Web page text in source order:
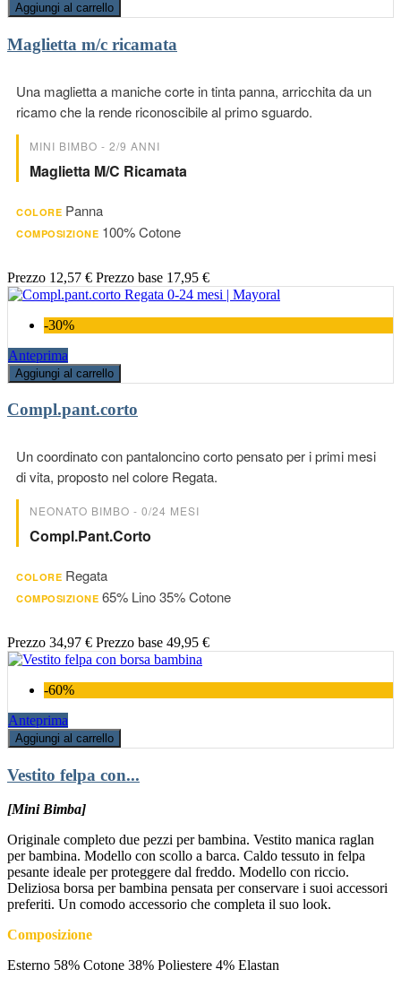
Aggiungi al carrello
Maglietta m/c ricamata
Una maglietta a maniche corte in tinta panna, arricchita da un
ricamo che la rende riconoscibile al primo sguardo.
MINI BIMBO - 2/9 ANNI
Maglietta M/c Ricamata
COLORE Panna
COMPOSIZIONE 100% Cotone
Prezzo 12,57 € Prezzo base 17,95 €
-30%
Anteprima
Aggiungi al carrello
Compl.pant.corto
Un coordinato con pantaloncino corto pensato per i primi mesi
di vita, proposto nel colore Regata.
NEONATO BIMBO - 0/24 MESI
Compl.pant.corto
COLORE Regata
COMPOSIZIONE 65% Lino 35% Cotone
Prezzo 34,97 € Prezzo base 49,95 €
-60%
Anteprima
Aggiungi al carrello
Vestito felpa con...
[Mini Bimba]
Originale completo due pezzi per bambina. Vestito manica raglan
per bambina. Modello con scollo a barca. Caldo tessuto in felpa
pesante ideale per proteggere dal freddo. Modello con riccio.
Deliziosa borsa per bambina pensata per conservare i suoi accessori
preferiti. Un comodo accessorio che completa il suo look.
Composizione
Esterno 58% Cotone 38% Poliestere 4% Elastan